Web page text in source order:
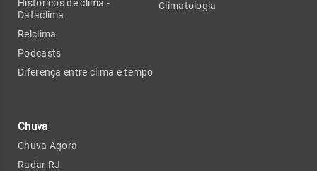
Históricos de clima -
Dataclima
Relclima
Podcasts
Diferença entre clima e tempo
Chuva
Chuva Agora
Radar RJ
Climatologia